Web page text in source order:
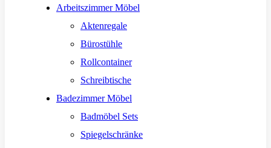
Arbeitszimmer Möbel
Aktenregale
Bürostühle
Rollcontainer
Schreibtische
Badezimmer Möbel
Badmöbel Sets
Spiegelschränke